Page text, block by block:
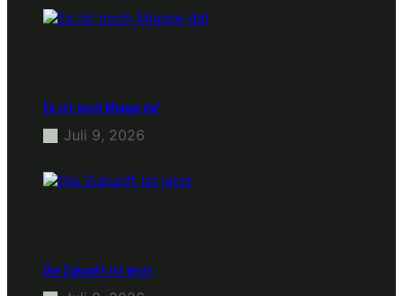
Es ist noch Muppe da!
Juli 9, 2026
Die Zukunft ist jetzt